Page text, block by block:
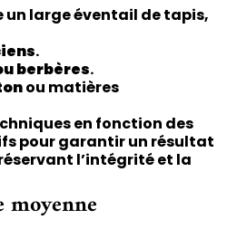
un large éventail de tapis,
.
berbères.
ou matières
en fonction des
pour garantir un résultat
l’intégrité et la
moyenne